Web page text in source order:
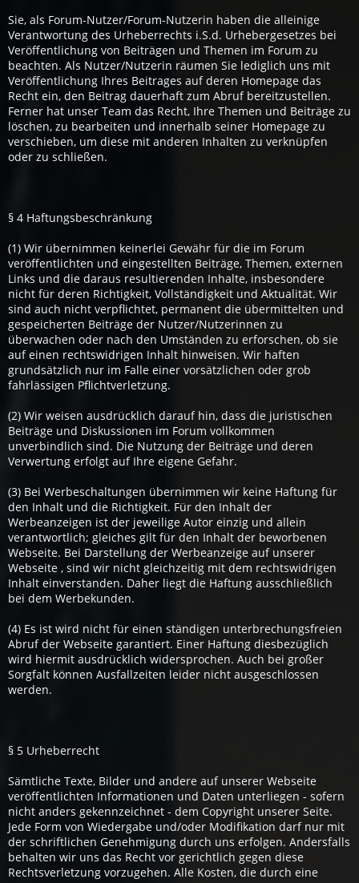
Sie, als Forum-Nutzer/Forum-Nutzerin haben die alleinige
Verantwortung des Urheberrechts i.S.d. Urhebergesetzes bei
Veröffentlichung von Beiträgen und Themen im Forum zu
beachten. Als Nutzer/Nutzerin räumen Sie lediglich uns mit
Veröffentlichung Ihres Beitrages auf deren Homepage das
Recht ein, den Beitrag dauerhaft zum Abruf bereitzustellen.
Ferner hat unser Team das Recht, Ihre Themen und Beiträge zu
löschen, zu bearbeiten und innerhalb seiner Homepage zu
verschieben, um diese mit anderen Inhalten zu verknüpfen
oder zu schließen.
§ 4 Haftungsbeschränkung
(1) Wir übernimmen keinerlei Gewähr für die im Forum
veröffentlichten und eingestellten Beiträge, Themen, externen
Links und die daraus resultierenden Inhalte, insbesondere
nicht für deren Richtigkeit, Vollständigkeit und Aktualität. Wir
sind auch nicht verpflichtet, permanent die übermittelten und
gespeicherten Beiträge der Nutzer/Nutzerinnen zu
überwachen oder nach den Umständen zu erforschen, ob sie
auf einen rechtswidrigen Inhalt hinweisen. Wir haften
grundsätzlich nur im Falle einer vorsätzlichen oder grob
fahrlässigen Pflichtverletzung.
(2) Wir weisen ausdrücklich darauf hin, dass die juristischen
Beiträge und Diskussionen im Forum vollkommen
unverbindlich sind. Die Nutzung der Beiträge und deren
Verwertung erfolgt auf Ihre eigene Gefahr.
(3) Bei Werbeschaltungen übernimmen wir keine Haftung für
den Inhalt und die Richtigkeit. Für den Inhalt der
Werbeanzeigen ist der jeweilige Autor einzig und allein
verantwortlich; gleiches gilt für den Inhalt der beworbenen
Webseite. Bei Darstellung der Werbeanzeige auf unserer
Webseite , sind wir nicht gleichzeitig mit dem rechtswidrigen
Inhalt einverstanden. Daher liegt die Haftung ausschließlich
bei dem Werbekunden.
(4) Es ist wird nicht für einen ständigen unterbrechungsfreien
Abruf der Webseite garantiert. Einer Haftung diesbezüglich
wird hiermit ausdrücklich widersprochen. Auch bei großer
Sorgfalt können Ausfallzeiten leider nicht ausgeschlossen
werden.
§ 5 Urheberrecht
Sämtliche Texte, Bilder und andere auf unserer Webseite
veröffentlichten Informationen und Daten unterliegen - sofern
nicht anders gekennzeichnet - dem Copyright unserer Seite.
Jede Form von Wiedergabe und/oder Modifikation darf nur mit
der schriftlichen Genehmigung durch uns erfolgen. Andersfalls
behalten wir uns das Recht vor gerichtlich gegen diese
Rechtsverletzung vorzugehen. Alle Kosten, die durch eine